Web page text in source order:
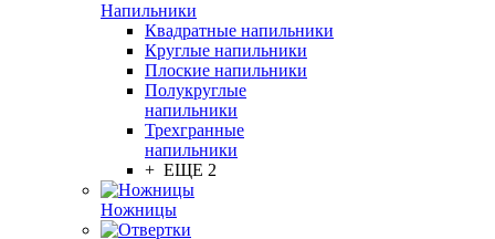
Напильники
Квадратные напильники
Круглые напильники
Плоские напильники
Полукруглые
напильники
Трехгранные
напильники
+ ЕЩЕ 2
Ножницы